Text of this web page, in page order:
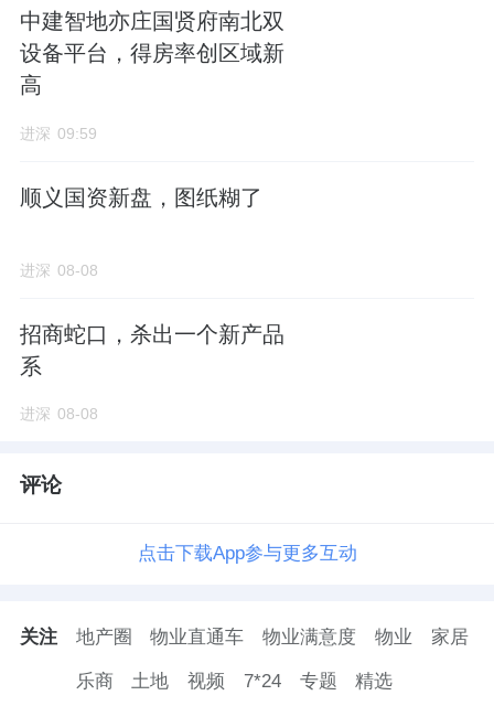
中建智地亦庄国贤府南北双
设备平台，得房率创区域新
高
进深 09:59
顺义国资新盘，图纸糊了
进深 08-08
招商蛇口，杀出一个新产品
系
进深 08-08
评论
点击下载App参与更多互动
关注 地产圈 物业直通车 物业满意度 物业 家居
乐商 土地 视频 7*24 专题 精选